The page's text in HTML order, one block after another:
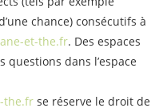
chance) consécutifs à
et-the.fr. Des espaces
dans l’espace
the.fr se réserve le droit de